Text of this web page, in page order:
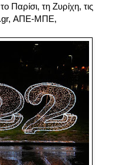
Παρίσι, τη Ζυρίχη, τις
ΑΠΕ-ΜΠΕ,